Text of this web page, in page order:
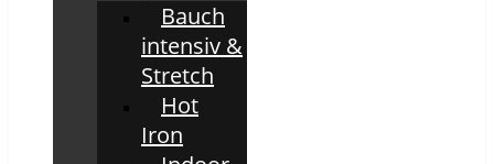
Bauch
intensiv &
Stretch
Hot
Iron